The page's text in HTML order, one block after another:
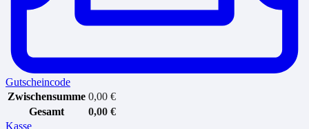
Gutscheincode
Zwischensumme 0,00 €
Gesamt
0,00 €
Kasse